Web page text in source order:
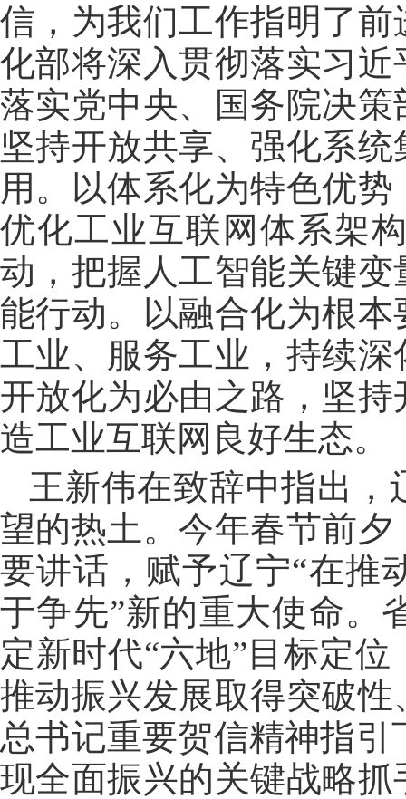
信，为我们工作指明了
化部将深入贯彻落实习
落实党中央、国务院决
坚持开放共享、强化系
用。以体系化为特色优
优化工业互联网体系架
动，把握人工智能关键
能行动。以融合化为根
工业、服务工业，持续
开放化为必由之路，坚
造工业互联网良好生态。
王新伟在致辞中指出
望的热土。今年春节前
要讲话，赋予辽宁“在推
于争先”新的重大使命。
定新时代“六地”目标定
推动振兴发展取得突破
总书记重要贺信精神指引
现全面振兴的关键战略